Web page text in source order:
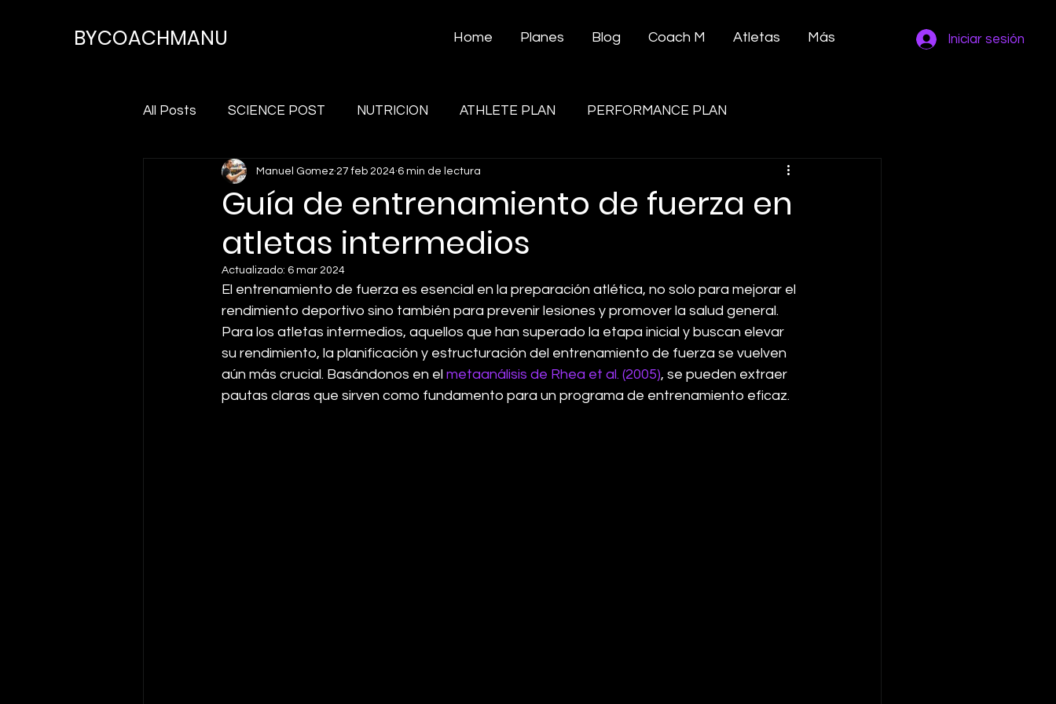
Home Planes Blog Coach M Atletas Más Iniciar sesión
BYCOACHMANU
All Posts SCIENCE POST NUTRICION ATHLETE PLAN PERFORMANCE PLAN
Guía de entrenamiento de fuerza en
atletas intermedios
Manuel Gomez 27 feb 2024 6 min de lectura
Actualizado: 6 mar 2024
El entrenamiento de fuerza es esencial en la preparación atlética, no solo para mejorar el
rendimiento deportivo sino también para prevenir lesiones y promover la salud general.
Para los atletas intermedios, aquellos que han superado la etapa inicial y buscan elevar
su rendimiento, la planificación y estructuración del entrenamiento de fuerza se vuelven
aún más crucial. Basándonos en el metaanálisis de Rhea et al. (2005), se pueden extraer
pautas claras que sirven como fundamento para un programa de entrenamiento eficaz.